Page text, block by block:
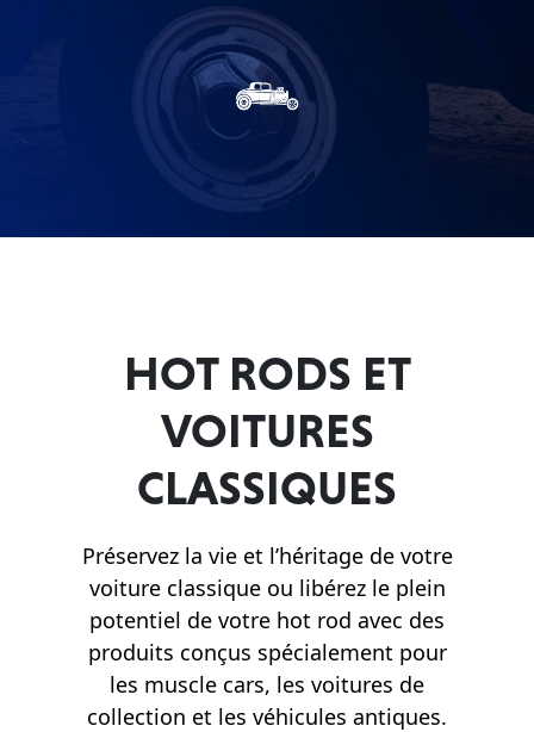
HOT RODS ET
VOITURES
CLASSIQUES
Préservez la vie et l’héritage de votre
voiture classique ou libérez le plein
potentiel de votre hot rod avec des
produits conçus spécialement pour
les muscle cars, les voitures de
collection et les véhicules antiques.